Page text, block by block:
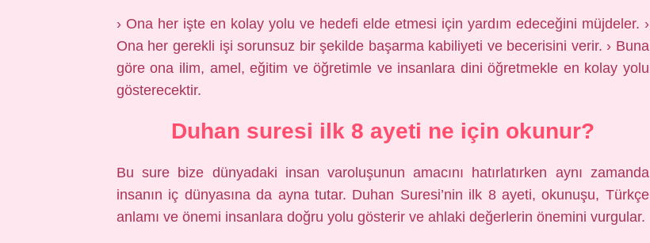
› Ona her işte en kolay yolu ve hedefi elde etmesi için yardım edeceğini müjdeler. ›
Ona her gerekli işi sorunsuz bir şekilde başarma kabiliyeti ve becerisini verir. › Buna
göre ona ilim, amel, eğitim ve öğretimle ve insanlara dini öğretmekle en kolay yolu
gösterecektir.
Duhan suresi ilk 8 ayeti ne için okunur?
Bu sure bize dünyadaki insan varoluşunun amacını hatırlatırken aynı zamanda
insanın iç dünyasına da ayna tutar. Duhan Suresi’nin ilk 8 ayeti, okunuşu, Türkçe
anlamı ve önemi insanlara doğru yolu gösterir ve ahlaki değerlerin önemini vurgular.